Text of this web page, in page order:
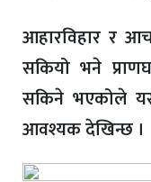
आहारविहार र
सकियो भने
सकिने भएकोले यस
आवश्यक देखिन्छ ।